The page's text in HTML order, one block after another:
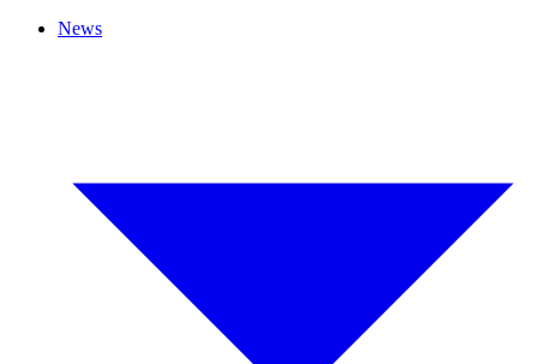
News